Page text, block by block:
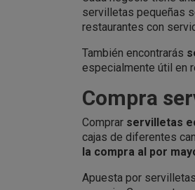
servilletas pequeñas
restaurantes con
También encontrarás
especialmente útil en
Compra
Comprar servilletas
cajas de diferentes
la compra al por
Apuesta por